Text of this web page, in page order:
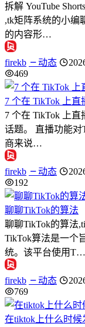
拆解 YouTube
,tk矩阵系统的小编
的内容形…
firekb 动态
469
7 个在 TikTok 上直
7 个在 TikTok 上
话题。 直播功能
商来说…
firekb 动态
192
聊聊TikTok的算法
聊聊TikTok的算法
TikTok算法是一个
统。该平台使用T…
firekb 动态
769
在tiktok上什么时